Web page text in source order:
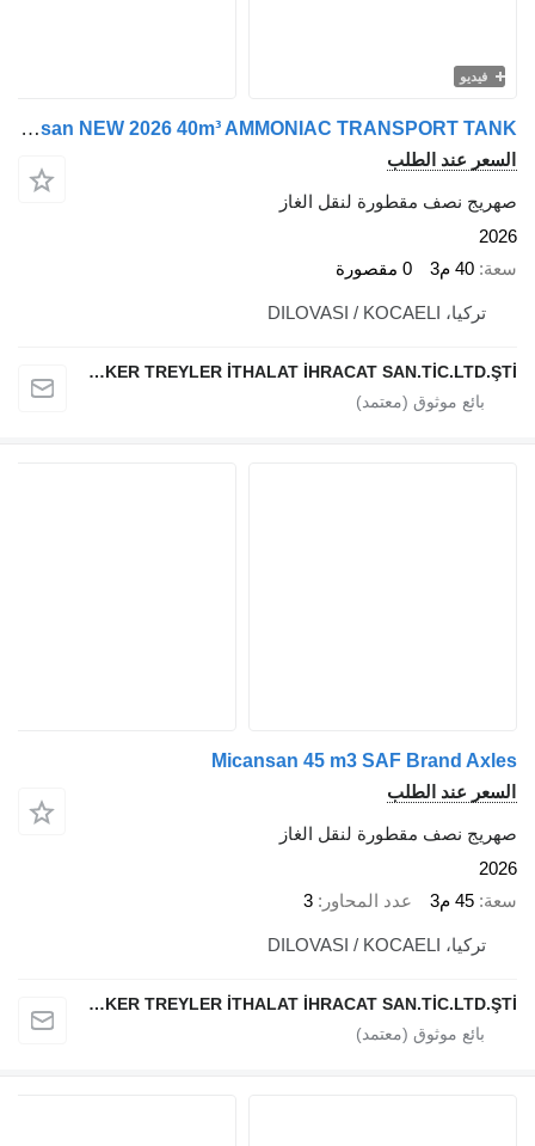
Micansan NEW 2026 40m³ AMMONIAC TRANSPORT TANK
عند الطلب
نصف مقطورة لنقل الغاز
40 م3 0 مقصورة
MİCANSAN TANKER TREYLER İTHALAT İHRACAT SAN.TİC.LTD.ŞTİ.
Micansan 45 m3 SAF Brand
عند الطلب
نصف مقطورة لنقل الغاز
45 م3 عدد المحاور 3
MİCANSAN TANKER TREYLER İTHALAT İHRACAT SAN.TİC.LTD.ŞTİ.